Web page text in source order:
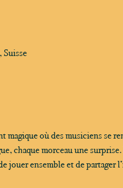
Suisse
magique où des musiciens
chaque morceau une
jouer ensemble et de partager